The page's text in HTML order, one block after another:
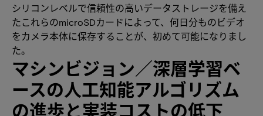
シリコンレベルで信頼性の高いデータストレージを備え
たこれらのmicroSDカードによって、何日分ものビデオ
をカメラ本体に保存することが、初めて可能になりまし
た。
マシンビジョン／深層学習ベ
ースの人工知能アルゴリズム
の進歩と実装コストの低下